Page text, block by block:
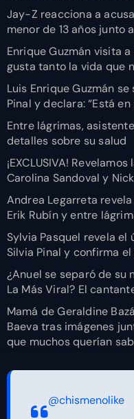
Jay-Z reacciona a
menor de 13 años junto
Enrique Guzmán visita
gusta tanto la vida que
Luis Enrique Guzmán
Pinal y declara: “Está
Entre lágrimas,
detalles sobre su salud
¡EXCLUSIVA!
Carolina Sandoval y
Andrea Legarreta
Erik Rubín y entre
Sylvia Pasquel revela
Silvia Pinal y confirma
¿Anuel se separó de su
La Más Viral? El
Mamá de Geraldine
Baeva tras imágenes
que muchos querían
@chismenolike